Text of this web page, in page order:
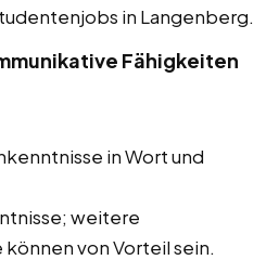
in Langenberg.
Fähigkeiten
in Wort und
weitere
von Vorteil sein.